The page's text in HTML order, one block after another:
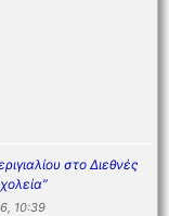
στο Διεθνές
10:39